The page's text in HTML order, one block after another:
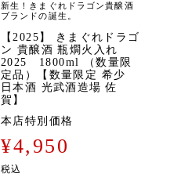
新生！きまぐれドラゴン貴醸酒
ブランドの誕生。
【2025】 きまぐれドラゴ
ン 貴醸酒 瓶燗火入れ
2025 1800ml （数量限
定品）【数量限定 希少
日本酒 光武酒造場 佐
賀】
本店特別価格
¥4,950
税込